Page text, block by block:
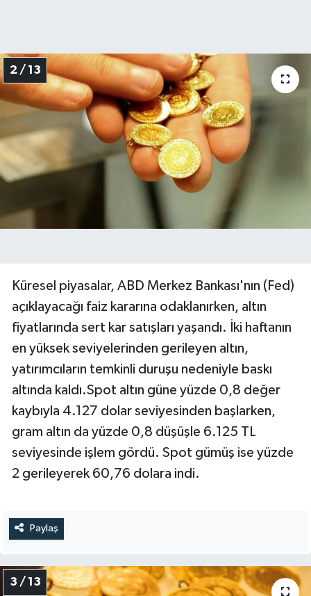
2 / 13
Küresel piyasalar, ABD Merkez Bankası'nın (Fed)
açıklayacağı faiz kararına odaklanırken, altın
fiyatlarında sert kar satışları yaşandı. İki haftanın
en yüksek seviyelerinden gerileyen altın,
yatırımcıların temkinli duruşu nedeniyle baskı
altında kaldı.Spot altın güne yüzde 0,8 değer
kaybıyla 4.127 dolar seviyesinden başlarken,
gram altın da yüzde 0,8 düşüşle 6.125 TL
seviyesinde işlem gördü. Spot gümüş ise yüzde
2 gerileyerek 60,76 dolara indi.
Paylaş
3 / 13